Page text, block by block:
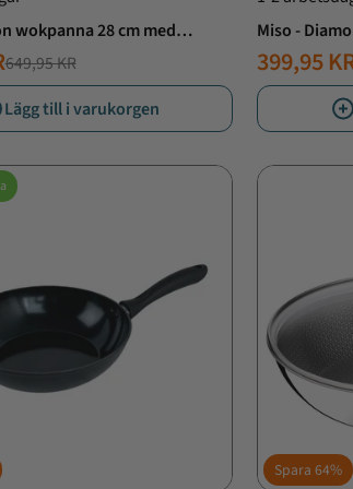
wokpanna 28 cm med
649,95 KR
Lägg till i varukorgen
Miso -
PRIS
PRIS
399,95
Spara 64%